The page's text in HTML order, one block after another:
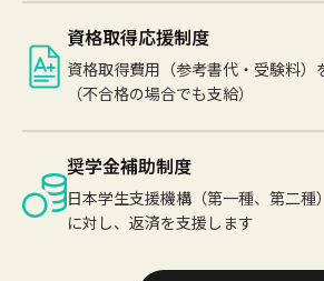
資格取得応援制度
資格取得費用（参考書代・受験料）
（不合格の場合でも支給）
奨学金補助制度
日本学生支援機構（第一種、第二
に対し、返済を支援します